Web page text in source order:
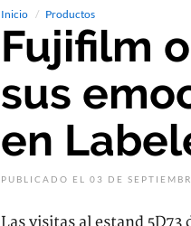
Inicio Productos
Fujifilm
sus
en
PUBLICADO EL 03 DE
Las visitas al estand